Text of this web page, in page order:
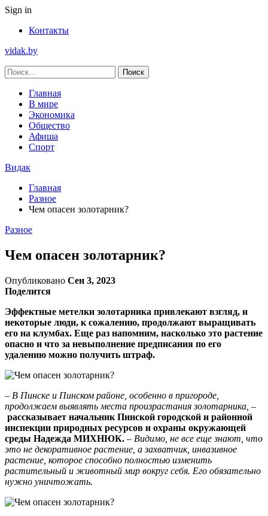
Sign in
Контакты
vidak.by
Главная
В мире
Экономика
Общество
Афиша
Спорт
Видак
Главная
Разное
Чем опасен золотарник?
Разное
Чем опасен золотарник?
Опубликовано Сен 3, 2023
Поделится
Эффектные метелки золотарника привлекают взгляд, и
некоторые люди, к сожалению, продолжают выращивать
его на клумбах. Еще раз напомним, насколько это растение
опасно и что за невыполнение предписания по его
удалению можно получить штраф.
– В Пинске и Пинском районе, осо­бенно в пригороде,
продолжаем выяв­лять места произрастания золотар­ника, –
рассказывает начальник Пин­ской городской и районной
инспекции природных ресурсов и охраны окружа­ющей
среды Надежда МИХНЮК. – Ви­димо, не все еще знают, что
это не де­коративное растение, а захватчик, ин­вазивное
растение, которое способно полностью изменить
растительный и животный мир вокруг себя. Его обяза­тельно
нужно уничтожать.